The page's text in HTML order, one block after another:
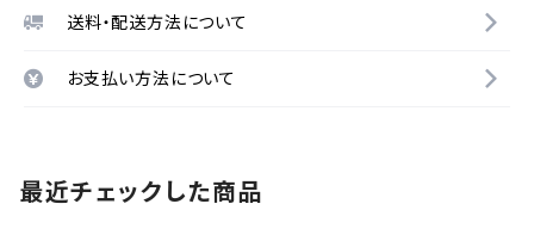
送料・配送方法について
お支払い方法について
最近チェックした商品